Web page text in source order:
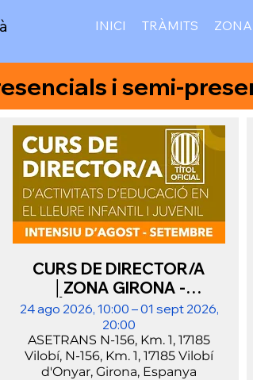
INICI TRÀMITS
i semi-
CURS DE DIRECTOR/A
│ZONA GIRONA -
VILOBÍ│AGOST - SETEMBRE
2026
24 ago 2026, 10:00 – 01 sept 2026,
20:00
ASETRANS N-156, Km. 1, 17185
Vilobí, N-156, Km. 1, 17185 Vilobí
d'Onyar, Girona, Espanya